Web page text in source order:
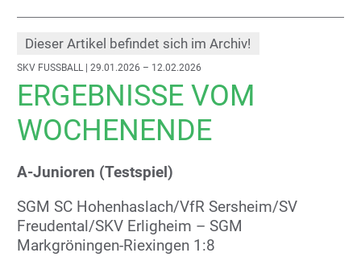
Dieser Artikel befindet sich im Archiv!
SKV FUSSBALL | 29.01.2026 – 12.02.2026
ERGEBNISSE VOM
WOCHENENDE
A-Junioren (Testspiel)
SGM SC Hohenhaslach/VfR Sersheim/SV
Freudental/SKV Erligheim – SGM
Markgröningen-Riexingen 1:8